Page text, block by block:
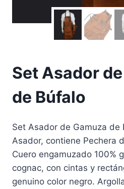
Set Asador
de Búfalo
Set Asador de Gamuza de
Asador, contiene Pechera
Cuero engamuzado 100%
cognac, con cintas y
genuino color negro.